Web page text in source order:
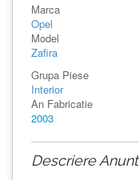
Marca
Opel
Model
Zafira
Grupa Piese
Interior
An Fabricatie
2003
Descriere Anunt